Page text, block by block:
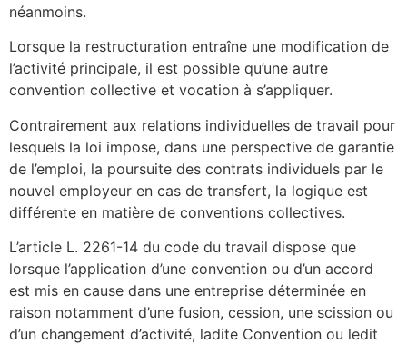
néanmoins.
Lorsque la restructuration entraîne une modification de
l’activité principale, il est possible qu’une autre
convention collective et vocation à s’appliquer.
Contrairement aux relations individuelles de travail pour
lesquels la loi impose, dans une perspective de garantie
de l’emploi, la poursuite des contrats individuels par le
nouvel employeur en cas de transfert, la logique est
différente en matière de conventions collectives.
L’article L. 2261-14 du code du travail dispose que
lorsque l’application d’une convention ou d’un accord
est mis en cause dans une entreprise déterminée en
raison notamment d’une fusion, cession, une scission ou
d’un changement d’activité, ladite Convention ou ledit